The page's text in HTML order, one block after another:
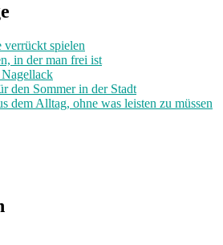
verrückt spielen
in der man frei ist
den Sommer in der Stadt
dem Alltag, ohne was leisten zu müssen